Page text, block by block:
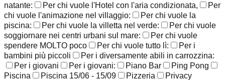
natante:
Per chi vuole l'Hotel con l'aria condizionata,
Per
chi vuole l'animazione nel villaggio:
Per chi vuole la
piscina:
Per chi vuole la villetta nel verde:
Per chi vuole
soggiornare nei centri urbani sul mare:
Per chi vuole
spendere MOLTO poco
Per chi vuole tutto lì:
Per i
bambini più piccoli
Per i diversamente abili in carrozzina:
Per i giovani
Per i giovani: Piano Bar
Ping Pong
Piscina
Piscina 15/06 - 15/09 Pizzeria
Privacy